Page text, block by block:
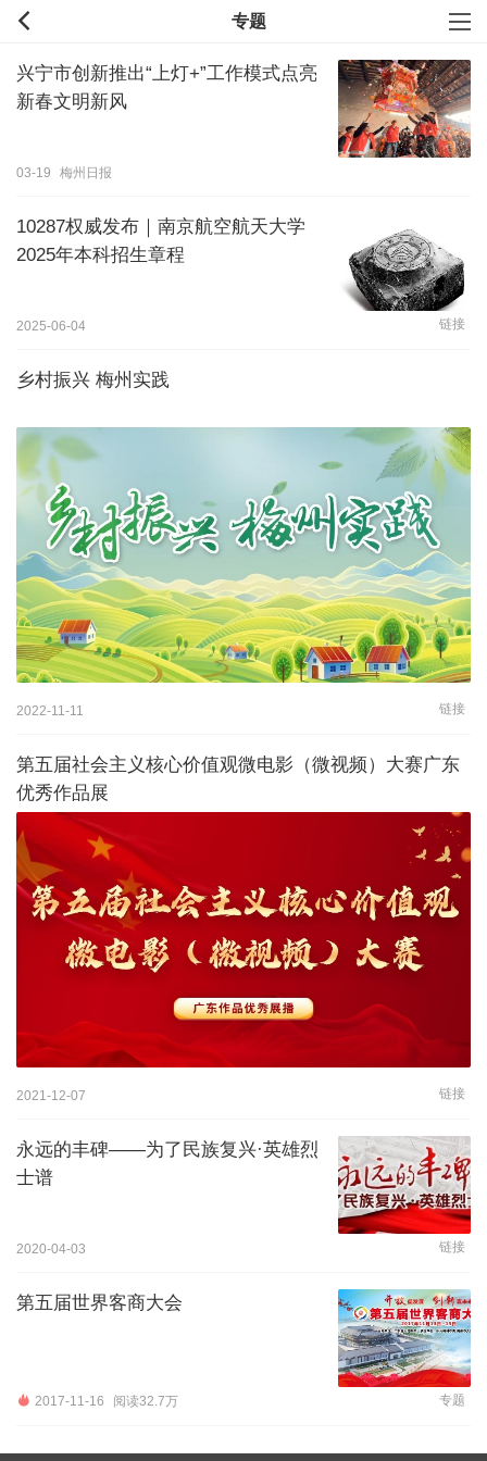
专题
兴宁市创新推出“上灯+”工作模式点亮
新春文明新风
03-19 梅州日报
10287权威发布｜南京航空航天大学
2025年本科招生章程
2025-06-04 链接
乡村振兴 梅州实践
2022-11-11 链接
第五届社会主义核心价值观微电影（微视频）大赛广东
优秀作品展
2021-12-07 链接
永远的丰碑——为了民族复兴·英雄烈
士谱
2020-04-03 链接
第五届世界客商大会
2017-11-16 阅读32.7万 专题